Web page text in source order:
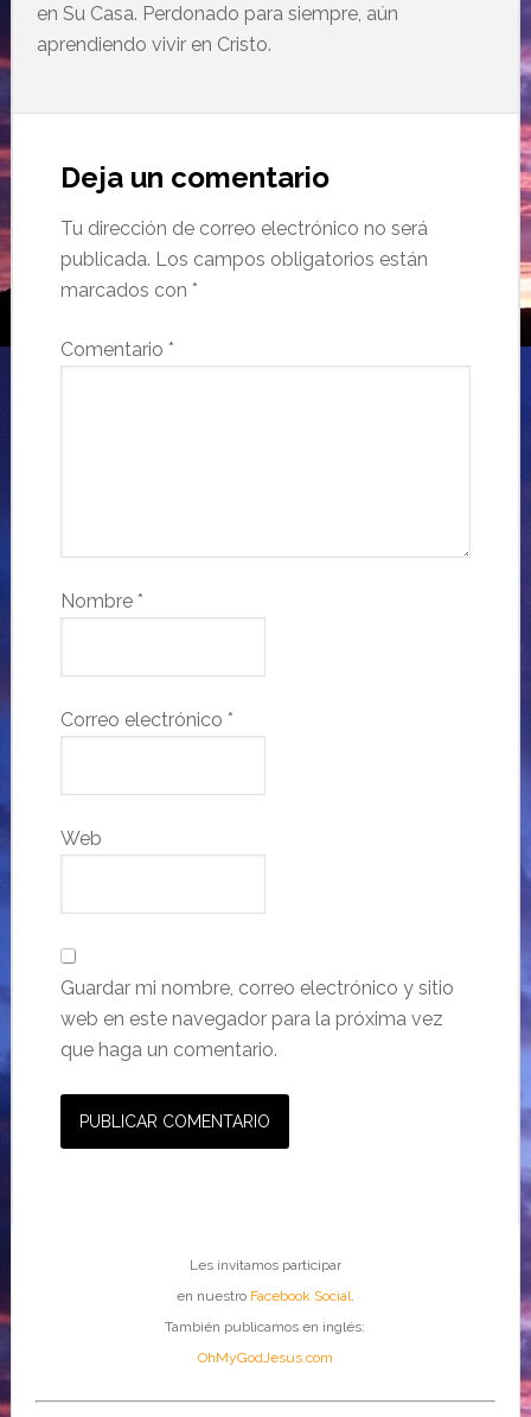
en Su Casa. Perdonado para siempre, aún
aprendiendo vivir en Cristo.
Deja un comentario
Tu dirección de correo electrónico no será
publicada. Los campos obligatorios están
marcados con *
Comentario *
Nombre *
Correo electrónico *
Web
Guardar mi nombre, correo electrónico y sitio
web en este navegador para la próxima vez
que haga un comentario.
Les invitamos participar
en nuestro Facebook Social.
También publicamos en inglés:
OhMyGodJesus.com